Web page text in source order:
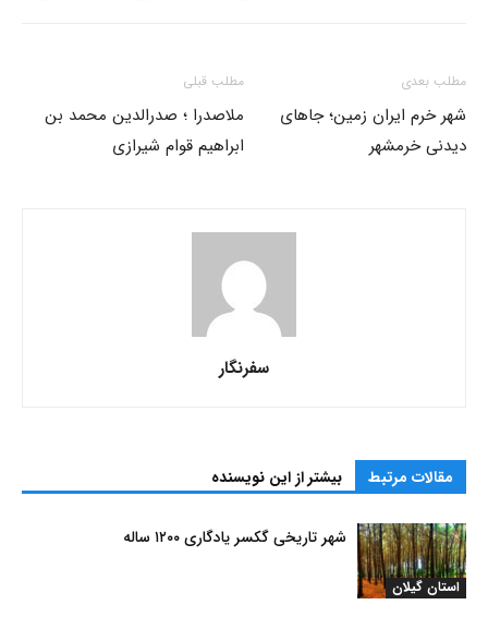
مطلب قبلی
ملاصدرا ؛ صدرالدین محمد بن
ابراهیم قوام شیرازی
مطلب بعدی
شهر خرم ایران زمین؛ جاهای
دیدنی خرمشهر
سفرنگار
مقالات مرتبط بیشتر از این نویسنده
استان گیلان
شهر تاریخی گکسر یادگاری ۱۲۰۰ ساله